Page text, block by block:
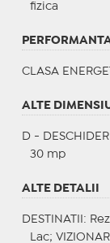
fizica
CLASA
ALTE
D -
30 mp
ALTE DETALII
DESTINATII :
Lac; VIZIONARI